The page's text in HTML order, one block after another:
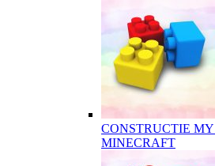
CONSTRUCTIE
MINECRAFT